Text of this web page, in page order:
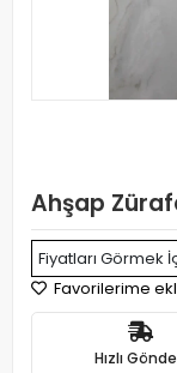
Ahşap
Fiyatları Görmek
Favorilerime
Hızlı